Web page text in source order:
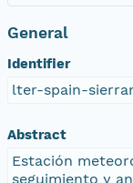
General
Identifier
lter-spain-
Abstract
Estación
seguimiento y